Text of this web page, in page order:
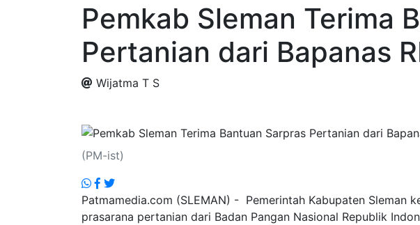
Pemkab Sleman Terima
Pertanian dari Bapanas
Wijatma T S
(PM-ist)
Patmamedia.com (SLEMAN) - Pemerintah Kabupaten Sleman
prasarana pertanian dari Badan Pangan Nasional Republik